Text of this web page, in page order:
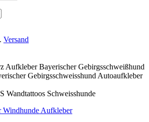
Versand